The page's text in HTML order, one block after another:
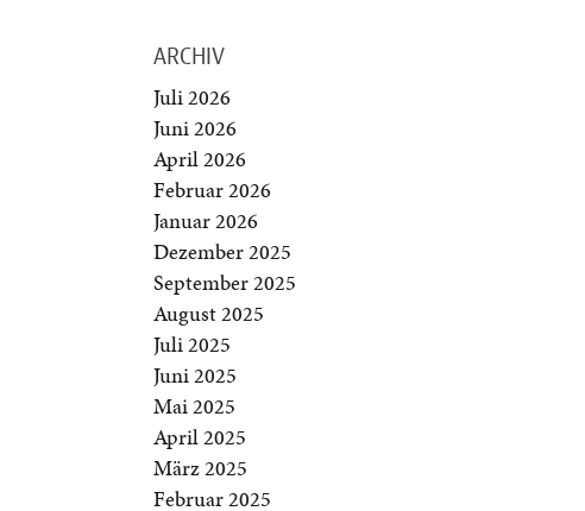
ARCHIV
Juli 2026
Juni 2026
April 2026
Februar 2026
Januar 2026
Dezember 2025
September 2025
August 2025
Juli 2025
Juni 2025
Mai 2025
April 2025
März 2025
Februar 2025